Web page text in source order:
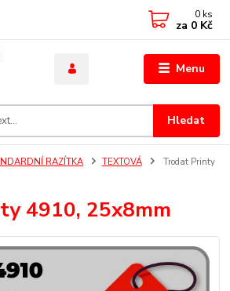
Menu
Hledat
0 ks
za 0 Kč
RAZÍTKA TEXTOVÁ
Trodat Printy
4910, 25x8mm